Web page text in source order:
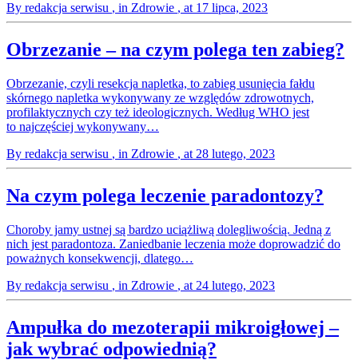
By redakcja serwisu , in Zdrowie , at 17 lipca, 2023
Obrzezanie – na czym polega ten zabieg?
Obrzezanie, czyli resekcja napletka, to zabieg usunięcia fałdu
skórnego napletka wykonywany ze względów zdrowotnych,
profilaktycznych czy też ideologicznych. Według WHO jest
to najczęściej wykonywany…
By redakcja serwisu , in Zdrowie , at 28 lutego, 2023
Na czym polega leczenie paradontozy?
Choroby jamy ustnej są bardzo uciążliwą dolegliwością. Jedną z
nich jest paradontoza. Zaniedbanie leczenia może doprowadzić do
poważnych konsekwencji, dlatego…
By redakcja serwisu , in Zdrowie , at 24 lutego, 2023
Ampułka do mezoterapii mikroigłowej –
jak wybrać odpowiednią?